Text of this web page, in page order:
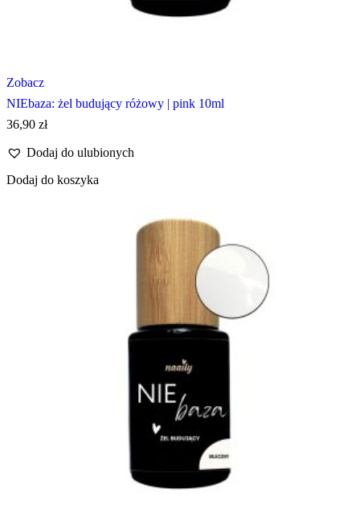
Zobacz
NIEbaza: żel budujący różowy | pink 10ml
36,90 zł
Dodaj do ulubionych
Dodaj do koszyka